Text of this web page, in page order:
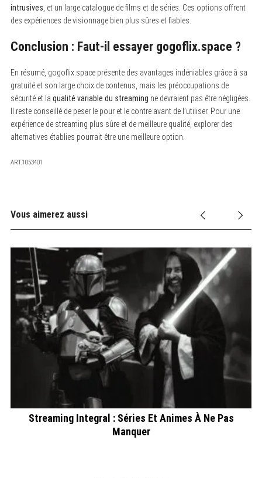
intrusives , et un large catalogue de films et de séries. Ces options offrent
des expériences de visionnage bien plus sûres et fiables.
Conclusion : Faut-il essayer gogoflix.space ?
En résumé, gogoflix.space présente des avantages indéniables grâce à sa
gratuité et son large choix de contenus, mais les préoccupations de
sécurité et la qualité variable du streaming ne devraient pas être négligées.
Il reste conseillé de peser le pour et le contre avant de l’utiliser. Pour une
expérience de streaming plus sûre et de meilleure qualité, explorer des
alternatives établies pourrait être une meilleure option.
ART.1053401
Vous aimerez aussi
Streaming Integral : Séries Et Animes À Ne Pas
Manquer